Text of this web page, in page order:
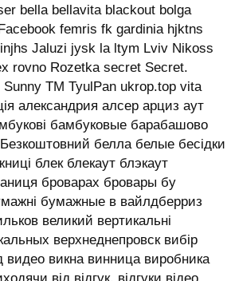
bella bellavita blackout bolga
femris fk gardinia hjktns
Jaluzi jysk la ltym Lviv Nikoss
rovno Rozetka secret Secret.
TM TyulPan ukrop.top vita
александрия алсер арциз аут
бамбуковые барабашово
белла белые бесідки
блек блекаут блэкаут
броварах бровары бу
бумажные в вайлдберриз
великий вертикальні
верхнеднепровск вибір
видео викна винница виробника